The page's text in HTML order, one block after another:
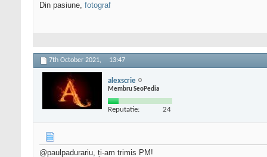
Din pasiune, fotograf
7th October 2021, 13:47
alexscrie
Membru SeoPedia
Reputatie: 24
@paulpadurariu, ți-am trimis PM!